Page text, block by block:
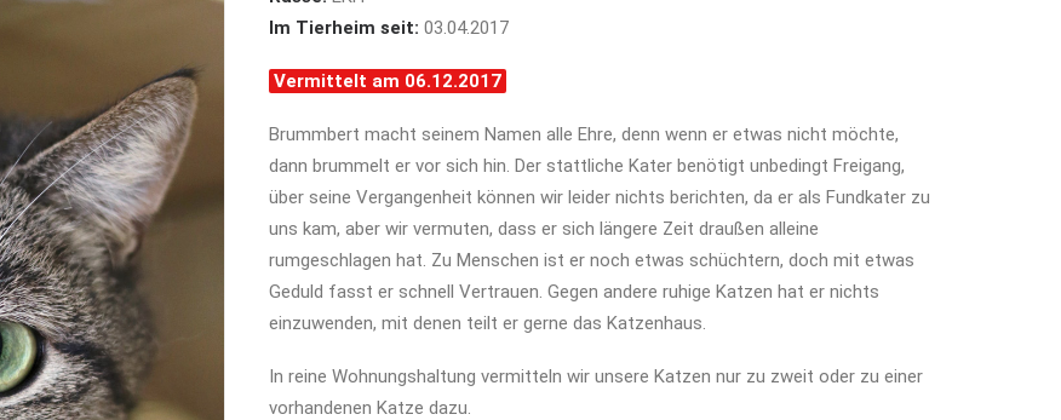
Im Tierheim seit: 03.04.2017
Vermittelt am 06.12.2017
Brummbert macht seinem Namen alle Ehre, denn wenn er etwas nicht möchte,
dann brummelt er vor sich hin. Der stattliche Kater benötigt unbedingt Freigang,
über seine Vergangenheit können wir leider nichts berichten, da er als Fundkater zu
uns kam, aber wir vermuten, dass er sich längere Zeit draußen alleine
rumgeschlagen hat. Zu Menschen ist er noch etwas schüchtern, doch mit etwas
Geduld fasst er schnell Vertrauen. Gegen andere ruhige Katzen hat er nichts
einzuwenden, mit denen teilt er gerne das Katzenhaus.
In reine Wohnungshaltung vermitteln wir unsere Katzen nur zu zweit oder zu einer
vorhandenen Katze dazu.